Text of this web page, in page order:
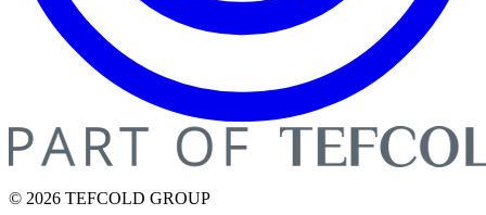
© 2026 TEFCOLD GROUP